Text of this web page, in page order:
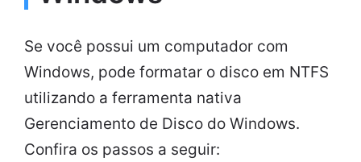
Se você possui um computador com
Windows, pode formatar o disco em NTFS
utilizando a ferramenta nativa
Gerenciamento de Disco do Windows.
Confira os passos a seguir: